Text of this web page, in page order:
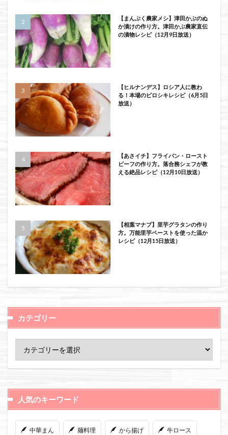
【まんぷく農家メシ】津田かぶのぬ
か漬けの作り方。津田かぶ農家直伝
の漬物レシピ（12月9日放送）
【ヒルナンデス】ロシア人に教わ
る！本場のピロシキレシピ（6月5日
放送）
【あさイチ】フライパン・ロースト
ビーフの作り方。落合務シェフが教
える絶品レシピ（12月10日放送）
【相葉マナブ】里芋グラタンの作り
方。万能里芋ペーストを使った温か
レシピ（12月15日放送）
カテゴリー
人気のキーワード
中華まん 麺料理 から揚げ 牛ロース